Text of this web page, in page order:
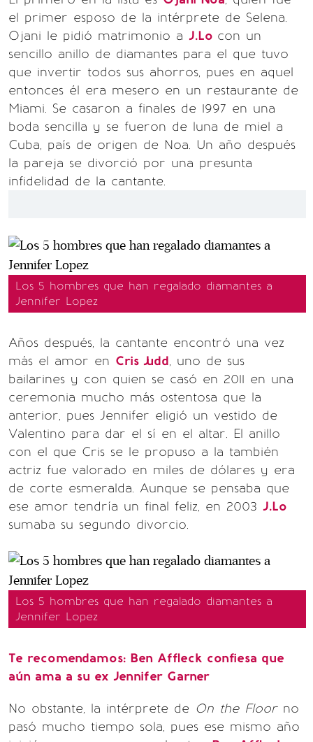
el primer esposo de la intérprete de Selena.
Ojani le pidió matrimonio a J.Lo con un
sencillo anillo de diamantes para el que tuvo
que invertir todos sus ahorros, pues en aquel
entonces él era mesero en un restaurante de
Miami. Se casaron a finales de 1997 en una
boda sencilla y se fueron de luna de miel a
Cuba, país de origen de Noa. Un año después
la pareja se divorció por una presunta
infidelidad de la cantante.
Los 5 hombres que han regalado diamantes a
Jennifer Lopez
Años después, la cantante encontró una vez
más el amor en Cris Judd, uno de sus
bailarines y con quien se casó en 2011 en una
ceremonia mucho más ostentosa que la
anterior, pues Jennifer eligió un vestido de
Valentino para dar el sí en el altar. El anillo
con el que Cris se le propuso a la también
actriz fue valorado en miles de dólares y era
de corte esmeralda. Aunque se pensaba que
ese amor tendría un final feliz, en 2003 J.Lo
sumaba su segundo divorcio.
Los 5 hombres que han regalado diamantes a
Jennifer Lopez
Te recomendamos: Ben Affleck confiesa que
aún ama a su ex Jennifer Garner
No obstante, la intérprete de On the Floorno
pasó mucho tiempo sola, pues ese mismo año